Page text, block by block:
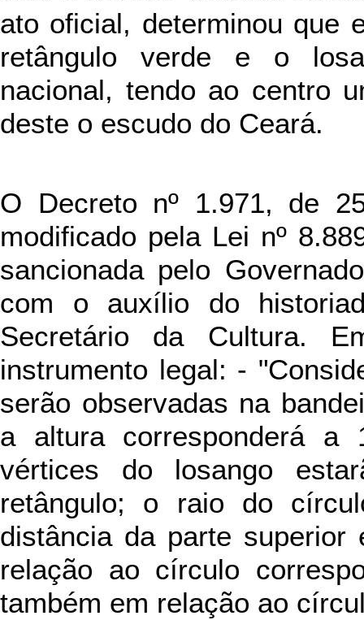
ato oficial, determinou que
retângulo verde e o
nacional, tendo ao centro
deste o escudo do Ceará.
O Decreto nº 1.971, de
modificado pela Lei nº
sancionada pelo
com o auxílio do
Secretário da Cultura.
instrumento legal: -
serão observadas na
a altura corresponderá
vértices do losango
retângulo; o raio do
distância da parte
relação ao círculo
também em relação ao